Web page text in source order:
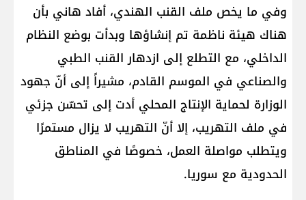
وفي ما يخص ملف القنب الهندي، أفاد هاني بأن
هناك هيئة ناظمة تم إنشاؤها وبدأت بوضع النظام
الداخلي، مع التطلع إلى ازدهار القنب الطبي
والصناعي في الموسم القادم، مشيراً إلى أنّ جهود
الوزارة لحماية الإنتاج المحلي أدت إلى تحسّن جزئي
في ملف التهريب، إلا أنّ التهريب لا يزال مستمرًا
ويتطلب مواصلة العمل، خصوصًا في المناطق
الحدودية مع سوريا.